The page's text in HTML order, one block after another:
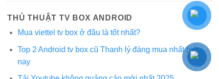
THỦ THUẬT TV BOX ANDROID
Mua viettel tv box ở đâu là tốt nhất?
Top 2 Android tv box cũ Thanh lý đáng mua nhất hiện
nay